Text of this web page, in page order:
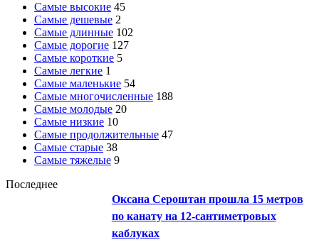
Самые высокие 45
Самые дешевые 2
Самые длинные 102
Самые дорогие 127
Самые короткие 5
Самые легкие 1
Самые маленькие 54
Самые многочисленные 188
Самые молодые 20
Самые низкие 10
Самые продолжительные 47
Самые старые 38
Самые тяжелые 9
Последнее
Оксана Сероштан прошла 15 метров
по канату на 12-сантиметровых
каблуках